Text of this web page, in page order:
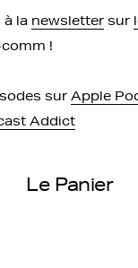
à la newsletter sur
!
sur Apple
Addict
Le Panier